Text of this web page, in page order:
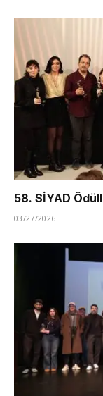
58. SİYAD
03/27/2026